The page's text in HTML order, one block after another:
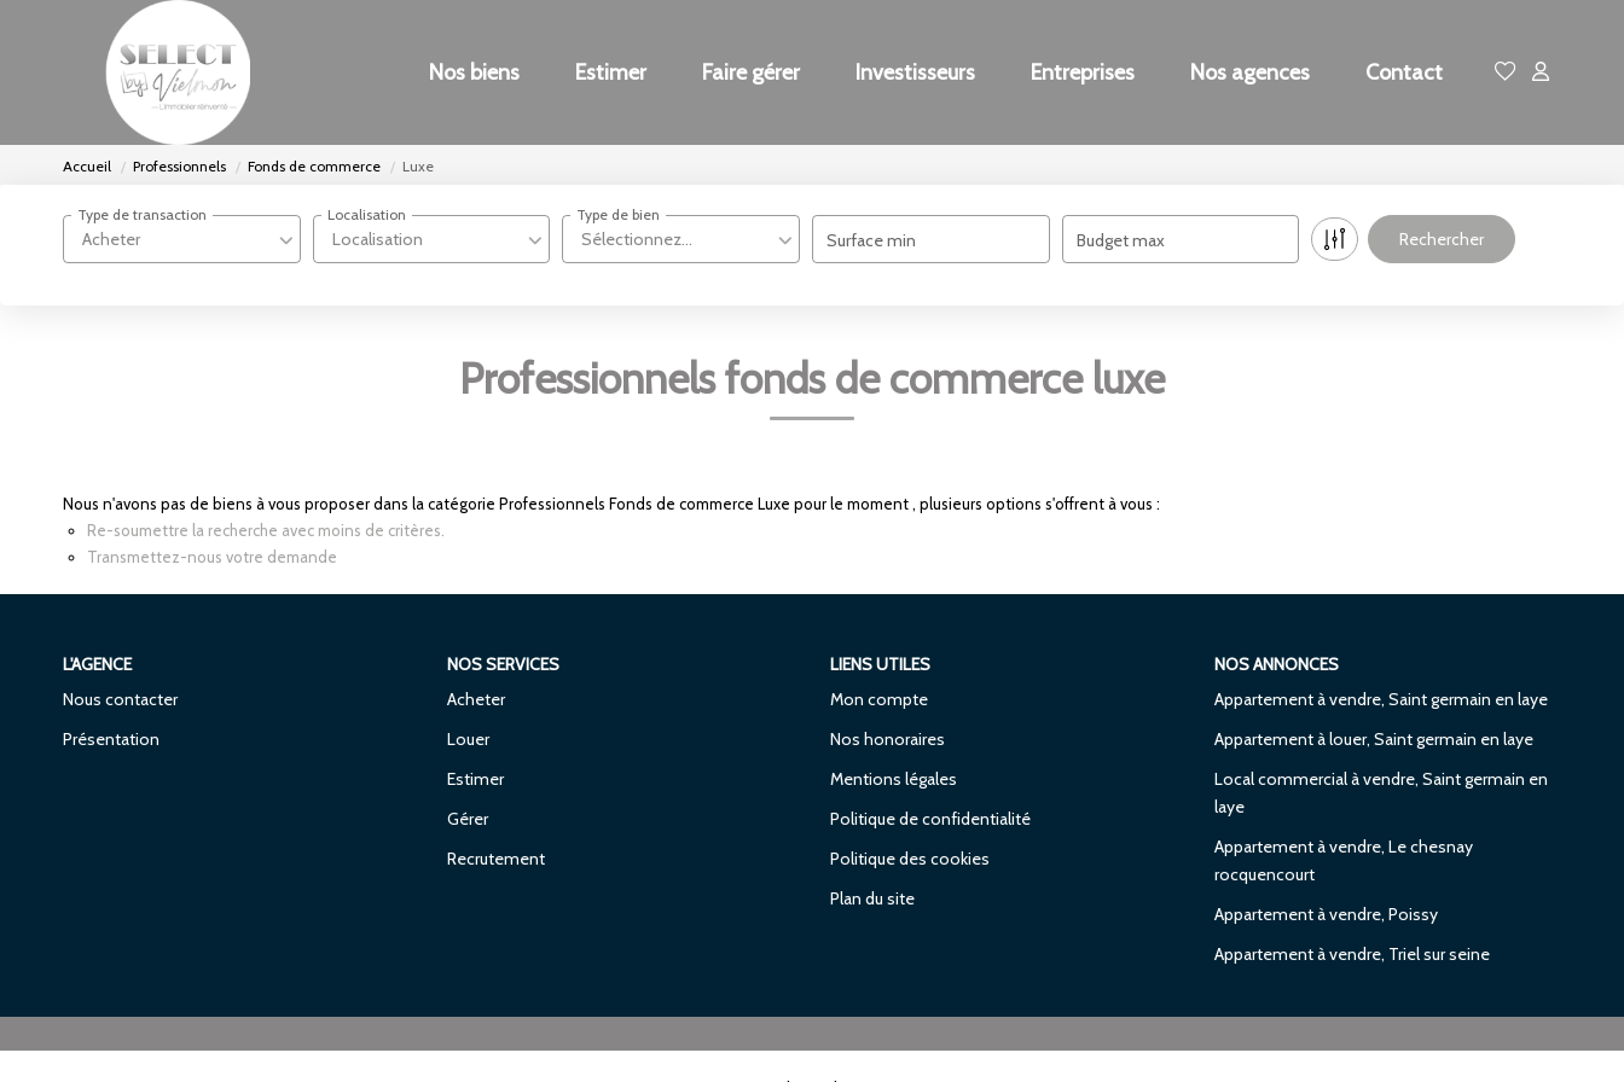
Nos biens Estimer Faire gérer Investisseurs Entreprises Nos agences Contact
Accueil Professionnels Fonds de commerce Luxe
Acheter
Type de transaction
Localisation
Localisation
Sélectionnez...
Type de bien
Surface min Budget max
Professionnels fonds de commerce luxe
Nous n'avons pas de biens à vous proposer dans la catégorie Professionnels Fonds de commerce Luxe pour le moment , plusieurs options s'offrent à vous :
Re-soumettre la recherche avec moins de critères.
Transmettez-nous votre demande
L'AGENCE
Nous contacter
Présentation
NOS SERVICES
Acheter
Louer
Estimer
Gérer
Recrutement
LIENS UTILES
Mon compte
Nos honoraires
Mentions légales
Politique de confidentialité
Politique des cookies
Plan du site
NOS ANNONCES
Appartement à vendre, Saint germain en laye
Appartement à louer, Saint germain en laye
Local commercial à vendre, Saint germain en
laye
Appartement à vendre, Le chesnay
rocquencourt
Appartement à vendre, Poissy
Appartement à vendre, Triel sur seine